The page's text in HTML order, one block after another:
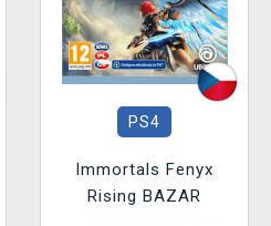
PS4
Immortals Fenyx
Rising BAZAR